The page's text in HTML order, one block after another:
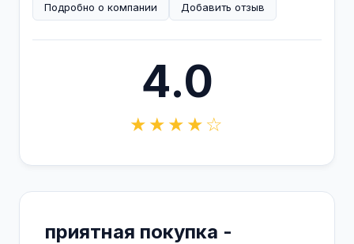
Подробно о компании Добавить отзыв
4.0
★★★★☆
приятная покупка -